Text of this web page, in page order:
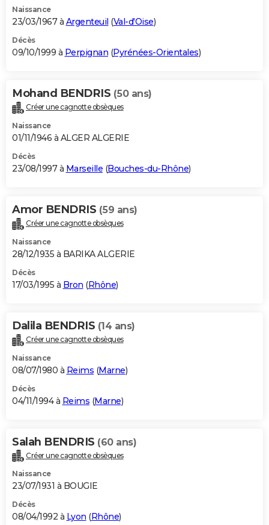
Naissance
23/03/1967 à Argenteuil (Val-d'Oise)
Décès
09/10/1999 à Perpignan (Pyrénées-Orientales)
Mohand BENDRIS (50 ans)
Créer une cagnotte obsèques
Naissance
01/11/1946 à ALGER ALGERIE
Décès
23/08/1997 à Marseille (Bouches-du-Rhône)
Amor BENDRIS (59 ans)
Créer une cagnotte obsèques
Naissance
28/12/1935 à BARIKA ALGERIE
Décès
17/03/1995 à Bron (Rhône)
Dalila BENDRIS (14 ans)
Créer une cagnotte obsèques
Naissance
08/07/1980 à Reims (Marne)
Décès
04/11/1994 à Reims (Marne)
Salah BENDRIS (60 ans)
Créer une cagnotte obsèques
Naissance
23/07/1931 à BOUGIE
Décès
08/04/1992 à Lyon (Rhône)